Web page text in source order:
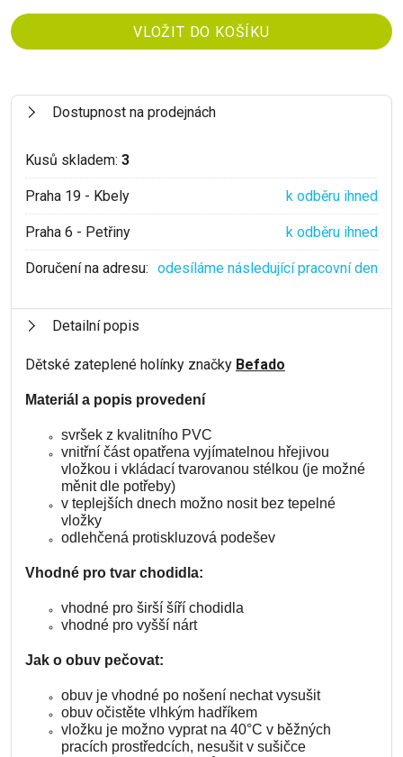
Dostupnost na prodejnách
Kusů skladem: 3
Praha 19 - Kbely k odběru ihned
Praha 6 - Petřiny k odběru ihned
Doručení na adresu: odesíláme následující pracovní den
Detailní popis
Dětské zateplené holínky značky Befado
Materiál a popis provedení
svršek z kvalitního PVC
vnitřní část opatřena vyjímatelnou hřejivou
vložkou i vkládací tvarovanou stélkou (je možné
měnit dle potřeby)
v teplejších dnech možno nosit bez tepelné
vložky
odlehčená protiskluzová podešev
Vhodné pro tvar chodidla:
vhodné pro širší šíří chodidla
vhodné pro vyšší nárt
Jak o obuv pečovat:
obuv je vhodné po nošení nechat vysušit
obuv očistěte vlhkým hadříkem
vložku je možno vyprat na 40°C v běžných
pracích prostředcích, nesušit v sušičce